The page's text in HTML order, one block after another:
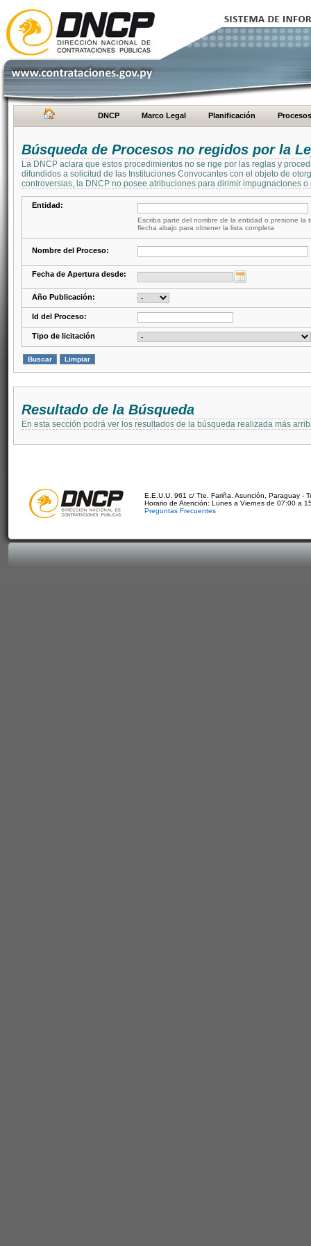
DNCP Marco Legal Planificación Procesos
Búsqueda de Procesos no regidos por la
La DNCP aclara que estos procedimientos no se rige por las reglas y
difundidos a solicitud de las Instituciones Convocantes con el objeto de
controversias, la DNCP no posee atribuciones para dirimir impugnaciones
Entidad:
Escriba parte del nombre de la entidad o presione la
flecha abajo para obtener la lista completa
Nombre del Proceso:
Fecha de Apertura desde:
Año Publicación:
Id del Proceso:
Tipo de licitación
Resultado de la Búsqueda
En esta sección podrá ver los resultados de la búsqueda realizada más
E.E.U.U. 961 c/ Tte. Fariña. Asunción, Paraguay -
Horario de Atención: Lunes a Viernes de 07:00 a
Preguntas Frecuentes